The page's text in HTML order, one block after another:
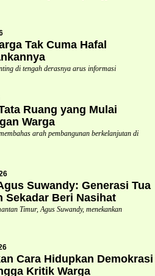
Tak Cuma Hafal
di tengah derasnya arus informasi
Ruang yang Mulai
Warga
arah pembangunan berkelanjutan di
Suwandy: Generasi Tua
Sekadar Beri Nasihat
Timur, Agus Suwandy, menekankan
Cara Hidupkan Demokrasi
Kritik Warga